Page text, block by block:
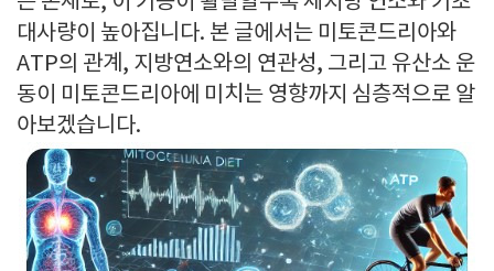
대사량이 높아집니다. 본 글에서는 미토콘드리아와
ATP의 관계, 지방연소와의 연관성, 그리고 유산소 운
동이 미토콘드리아에 미치는 영향까지 심층적으로 알
아보겠습니다.